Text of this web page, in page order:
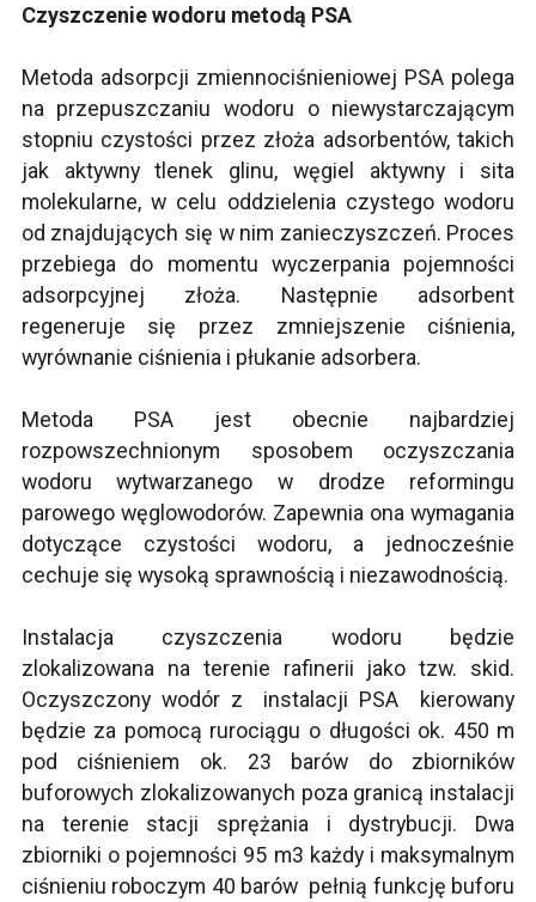
Czyszczenie wodoru metodą PSA
Metoda adsorpcji zmiennociśnieniowej PSA polega
na przepuszczaniu wodoru o niewystarczającym
stopniu czystości przez złoża adsorbentów, takich
jak aktywny tlenek glinu, węgiel aktywny i sita
molekularne, w celu oddzielenia czystego wodoru
od znajdujących się w nim zanieczyszczeń. Proces
przebiega do momentu wyczerpania pojemności
adsorpcyjnej złoża. Następnie adsorbent
regeneruje się przez zmniejszenie ciśnienia,
wyrównanie ciśnienia i płukanie adsorbera.
Metoda PSA jest obecnie najbardziej
rozpowszechnionym sposobem oczyszczania
wodoru wytwarzanego w drodze reformingu
parowego węglowodorów. Zapewnia ona wymagania
dotyczące czystości wodoru, a jednocześnie
cechuje się wysoką sprawnością i niezawodnością.
Instalacja czyszczenia wodoru będzie
zlokalizowana na terenie rafinerii jako tzw. skid.
Oczyszczony wodór z instalacji PSA kierowany
będzie za pomocą rurociągu o długości ok. 450 m
pod ciśnieniem ok. 23 barów do zbiorników
buforowych zlokalizowanych poza granicą instalacji
na terenie stacji sprężania i dystrybucji. Dwa
zbiorniki o pojemności 95 m3 każdy i maksymalnym
ciśnieniu roboczym 40 barów pełnią funkcję buforu